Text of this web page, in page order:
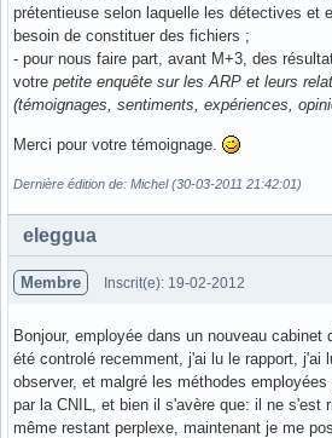
prétentieuse selon laquelle les détectives et
besoin de constituer des fichiers ;
- pour nous faire part, avant M+3, des
votre petite enquête sur les ARP et leurs
(témoignages, sentiments, expériences,
Merci pour votre témoignage.
Dernière édition de: Michel (30-03-2011 21:42:01)
Hors ligne
eleggua
Membre Inscrit(e): 19-02-2012
Bonjour, employée dans un nouveau cabinet
été controlé recemment, j'ai lu le rapport, j'ai
observer, et malgré les méthodes
par la CNIL, et bien il s'avère que: il ne s'est
même restant perplexe, maintenant je me